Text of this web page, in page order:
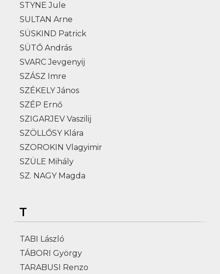
STYNE Jule
SULTAN Arne
SÜSKIND Patrick
SÜTŐ András
SVARC Jevgenyij
SZÁSZ Imre
SZÉKELY János
SZÉP Ernő
SZIGARJEV Vaszilij
SZÖLLŐSY Klára
SZOROKIN Vlagyimir
SZÜLE Mihály
SZ. NAGY Magda
T
TABI László
TÁBORI György
TARABUSI Renzo